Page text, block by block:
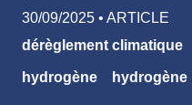
30/09/2025 • ARTICLE
dérèglement climatique
hydrogène